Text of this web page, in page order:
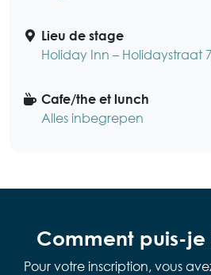
Lieu de stage
Holiday Inn – Holidaystraat
Cafe/the et lunch
Alles inbegrepen
Comment puis-je
Pour votre inscription, vous